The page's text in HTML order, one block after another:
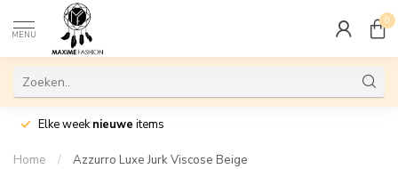
MENU
0
Elke weeknieuwe items
Home / Azzurro Luxe Jurk Viscose Beige